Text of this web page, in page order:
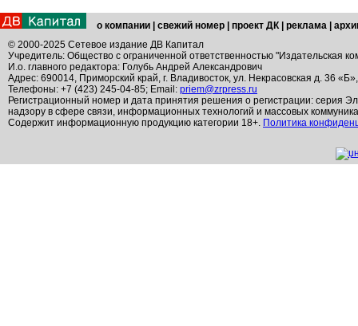
о компании свежий номер проект ДК реклама
© 2000-2025 Сетевое издание ДВ Капитал
Учредитель: Общество с ограниченной ответственностью "Издательская
И.о. главного редактора: Голубь Андрей Александрович
Адрес: 690014, Приморский край, г. Владивосток, ул. Некрасовская д. 36
Телефоны: +7 (423) 245-04-85; Email: priem@zrpress.ru
Регистрационный номер и дата принятия решения о регистрации: серия
надзору в сфере связи, информационных технологий и массовых
Содержит информационную продукцию категории 18+. Политика